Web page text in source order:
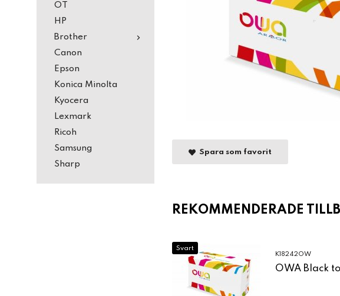
OT
HP
Brother
Canon
Epson
Konica Minolta
Kyocera
Lexmark
Ricoh
Samsung
Sharp
Spara som favorit
REKOMMENDERADE
Svart
K18242OW
OWA Black